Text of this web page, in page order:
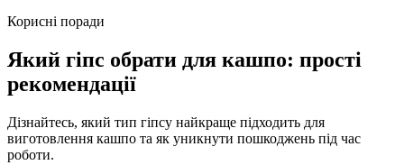
Корисні поради
Який гіпс обрати для кашпо: прості
рекомендації
Дізнайтесь, який тип гіпсу найкраще підходить для
виготовлення кашпо та як уникнути пошкоджень під час
роботи.